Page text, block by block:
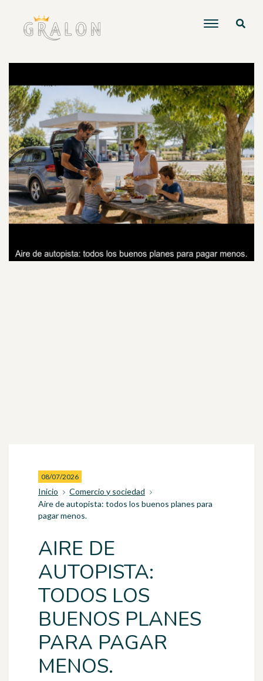
08/07/2026
Inicio
Comercio y sociedad
Aire de autopista: todos los buenos planes para
pagar menos.
AIRE DE
AUTOPISTA:
TODOS LOS
BUENOS PLANES
PARA PAGAR
MENOS.